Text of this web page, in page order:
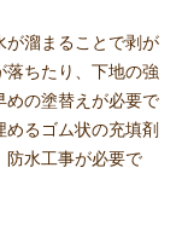
溜まることで剥が
ちたり、下地の強
の塗替えが必要で
るゴム状の充填剤
水工事が必要で